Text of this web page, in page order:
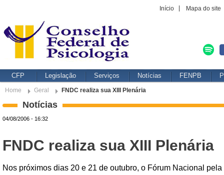
Início Mapa do site
CFP Legislação Serviços Notícias FENPB
Home Geral FNDC realiza sua XIII Plenária
Notícias
04/08/2006 - 16:32
FNDC realiza sua XIII Plenária
Nos próximos dias 20 e 21 de outubro, o Fórum Nacional